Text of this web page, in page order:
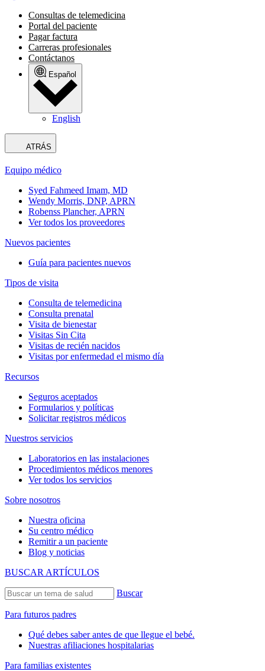
Consultas de telemedicina
Portal del paciente
Pagar factura
Carreras profesionales
Contáctanos
Español
English
ATRÁS
Equipo médico
Syed Fahmeed Imam, MD
Wendy Morris, DNP, APRN
Robenss Plancher, APRN
Ver todos los proveedores
Nuevos pacientes
Guía para pacientes nuevos
Tipos de visita
Consulta de telemedicina
Consulta prenatal
Visita de bienestar
Visitas Sin Cita
Visitas de recién nacidos
Visitas por enfermedad el mismo día
Recursos
Seguros aceptados
Formularios y políticas
Solicitar registros médicos
Nuestros servicios
Laboratorios en las instalaciones
Procedimientos médicos menores
Ver todos los servicios
Sobre nosotros
Nuestra oficina
Su centro médico
Remitir a un paciente
Blog y noticias
BUSCAR ARTÍCULOS
Buscar
Para futuros padres
Qué debes saber antes de que llegue el bebé.
Nuestras afiliaciones hospitalarias
Para familias existentes